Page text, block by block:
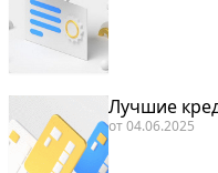
Лучшие
от04.06.2025